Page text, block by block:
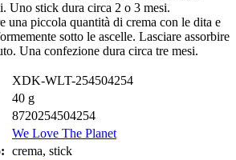
Uno stick dura circa 2 o 3 mesi.
una piccola quantità di crema con le dita e
sotto le ascelle. Lasciare assorbire
Una confezione dura circa tre mesi.
XDK-WLT-254504254
40 g
8720254504254
We Love The Planet
crema, stick